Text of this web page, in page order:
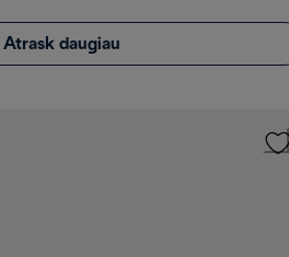
Atrask daugiau